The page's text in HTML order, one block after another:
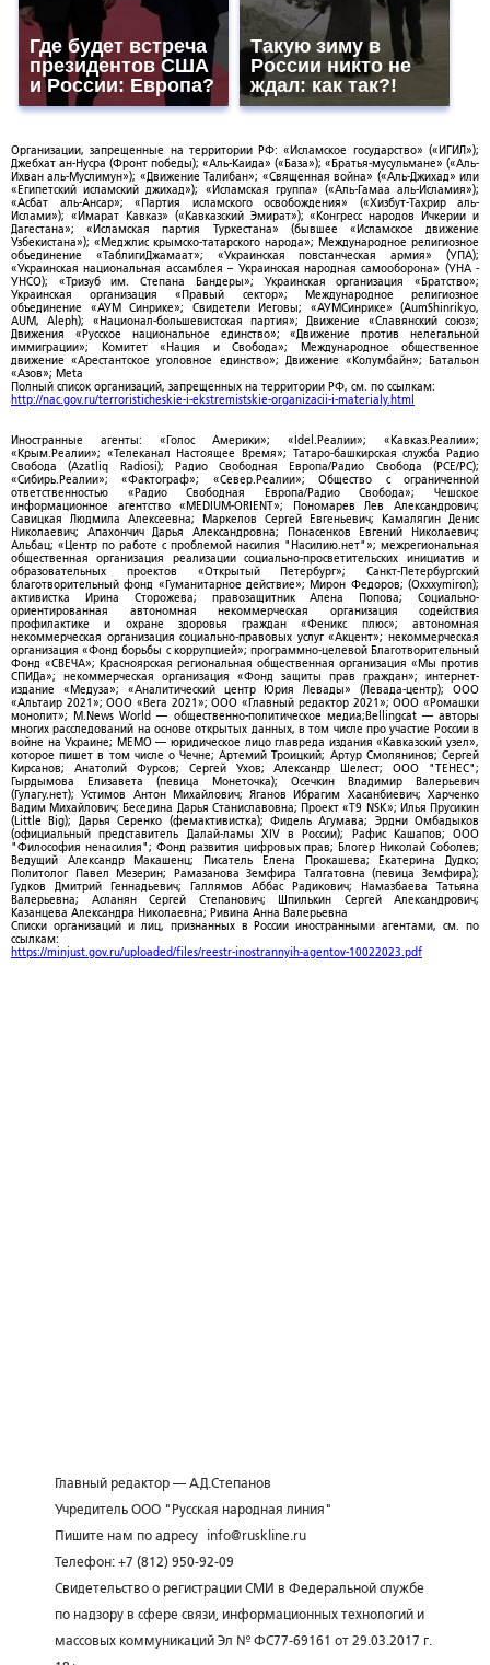
Где будет встреча
президентов США
и России: Европа?
Такую зиму в
России никто не
ждал: как так?!
Организации, запрещенные на территории РФ: «Исламское государство» («ИГИЛ»);
Джебхат ан-Нусра (Фронт победы); «Аль-Каида» («База»); «Братья-мусульмане» («Аль-
Ихван аль-Муслимун»); «Движение Талибан»; «Священная война» («Аль-Джихад» или
«Египетский исламский джихад»); «Исламская группа» («Аль-Гамаа аль-Исламия»);
«Асбат аль-Ансар»; «Партия исламского освобождения» («Хизбут-Тахрир аль-
Ислами»); «Имарат Кавказ» («Кавказский Эмират»); «Конгресс народов Ичкерии и
Дагестана»; «Исламская партия Туркестана» (бывшее «Исламское движение
Узбекистана»); «Меджлис крымско-татарского народа»; Международное религиозное
объединение «ТаблигиДжамаат»; «Украинская повстанческая армия» (УПА);
«Украинская национальная ассамблея – Украинская народная самооборона» (УНА -
УНСО); «Тризуб им. Степана Бандеры»; Украинская организация «Братство»;
Украинская организация «Правый сектор»; Международное религиозное
объединение «АУМ Синрике»; Свидетели Иеговы; «АУМСинрике» (AumShinrikyo,
AUM, Aleph); «Национал-большевистская партия»; Движение «Славянский союз»;
Движения «Русское национальное единство»; «Движение против нелегальной
иммиграции»; Комитет «Нация и Свобода»; Международное общественное
движение «Арестантское уголовное единство»; Движение «Колумбайн»; Батальон
«Азов»; Meta
Полный список организаций, запрещенных на территории РФ, см. по ссылкам:
http://nac.gov.ru/terroristicheskie-i-ekstremistskie-organizacii-i-materialy.html
Иностранные агенты: «Голос Америки»; «Idel.Реалии»; «Кавказ.Реалии»;
«Крым.Реалии»; «Телеканал Настоящее Время»; Татаро-башкирская служба Радио
Свобода (Azatliq Radiosi); Радио Свободная Европа/Радио Свобода (PCE/PC);
«Сибирь.Реалии»; «Фактограф»; «Север.Реалии»; Общество с ограниченной
ответственностью «Радио Свободная Европа/Радио Свобода»; Чешское
информационное агентство «MEDIUM-ORIENT»; Пономарев Лев Александрович;
Савицкая Людмила Алексеевна; Маркелов Сергей Евгеньевич; Камалягин Денис
Николаевич; Апахончич Дарья Александровна; Понасенков Евгений Николаевич;
Альбац; «Центр по работе с проблемой насилия "Насилию.нет"»; межрегиональная
общественная организация реализации социально-просветительских инициатив и
образовательных проектов «Открытый Петербург»; Санкт-Петербургский
благотворительный фонд «Гуманитарное действие»; Мирон Федоров; (Oxxxymiron);
активистка Ирина Сторожева; правозащитник Алена Попова; Социально-
ориентированная автономная некоммерческая организация содействия
профилактике и охране здоровья граждан «Феникс плюс»; автономная
некоммерческая организация социально-правовых услуг «Акцент»; некоммерческая
организация «Фонд борьбы с коррупцией»; программно-целевой Благотворительный
Фонд «СВЕЧА»; Красноярская региональная общественная организация «Мы против
СПИДа»; некоммерческая организация «Фонд защиты прав граждан»; интернет-
издание «Медуза»; «Аналитический центр Юрия Левады» (Левада-центр); ООО
«Альтаир 2021»; ООО «Вега 2021»; ООО «Главный редактор 2021»; ООО «Ромашки
монолит»; M.News World — общественно-политическое медиа;Bellingcat — авторы
многих расследований на основе открытых данных, в том числе про участие России в
войне на Украине; МЕМО — юридическое лицо главреда издания «Кавказский узел»,
которое пишет в том числе о Чечне; Артемий Троицкий; Артур Смолянинов; Сергей
Кирсанов; Анатолий Фурсов; Сергей Ухов; Александр Шелест; ООО "ТЕНЕС";
Гырдымова Елизавета (певица Монеточка); Осечкин Владимир Валерьевич
(Гулагу.нет); Устимов Антон Михайлович; Яганов Ибрагим Хасанбиевич; Харченко
Вадим Михайлович; Беседина Дарья Станиславовна; Проект «T9 NSK»; Илья Прусикин
(Little Big); Дарья Серенко (фемактивистка); Фидель Агумава; Эрдни Омбадыков
(официальный представитель Далай-ламы XIV в России); Рафис Кашапов; ООО
"Философия ненасилия"; Фонд развития цифровых прав; Блогер Николай Соболев;
Ведущий Александр Макашенц; Писатель Елена Прокашева; Екатерина Дудко;
Политолог Павел Мезерин; Рамазанова Земфира Талгатовна (певица Земфира);
Гудков Дмитрий Геннадьевич; Галлямов Аббас Радикович; Намазбаева Татьяна
Валерьевна; Асланян Сергей Степанович; Шпилькин Сергей Александрович;
Казанцева Александра Николаевна; Ривина Анна Валерьевна
Списки организаций и лиц, признанных в России иностранными агентами, см. по
ссылкам:
https://minjust.gov.ru/uploaded/files/reestr-inostrannyih-agentov-10022023.pdf
Главный редактор — А.Д.Степанов
Учредитель ООО "Русская народная линия"
Пишите нам по адресу
info@ruskline.ru
Телефон: +7 (812) 950-92-09
Свидетельство о регистрации СМИ в Федеральной службе
по надзору в сфере связи, информационных технологий и
массовых коммуникаций Эл № ФС77-69161 от 29.03.2017 г.